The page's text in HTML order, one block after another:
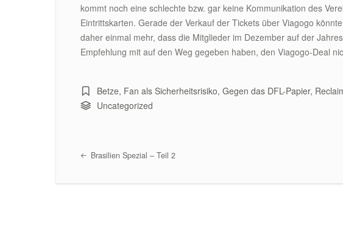
kommt noch eine schlechte bzw. gar keine Kommunikation des
Eintrittskarten. Gerade der Verkauf der Tickets über Viagogo
daher einmal mehr, dass die Mitglieder im Dezember auf der
Empfehlung mit auf den Weg gegeben haben, den Viagogo-Deal
Betze, Fan als Sicherheitsrisiko, Gegen das DFL-Papier,
Uncategorized
Post navigation
Brasilien Spezial – Teil 2